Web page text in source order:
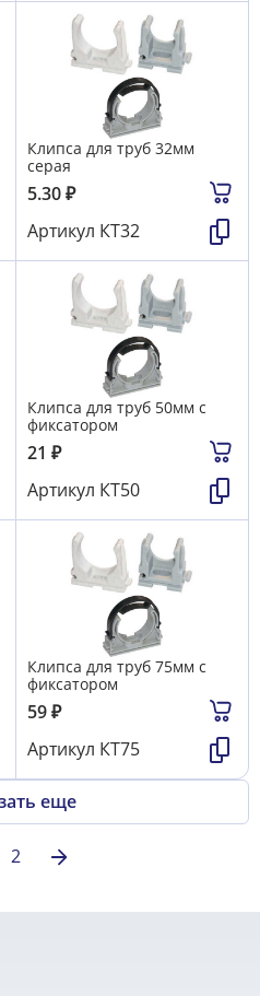
Клипса для труб 32мм
серая
5.30₽
Артикул КТ32
Клипса для труб 50мм с
фиксатором
21 ₽
Артикул КТ50
Клипса для труб 75мм с
фиксатором
59₽
Артикул КТ75
еще
2